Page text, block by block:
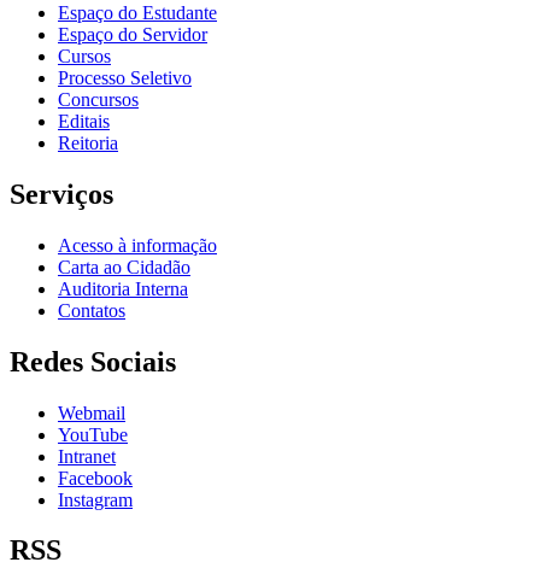
Espaço do Estudante
Espaço do Servidor
Cursos
Processo Seletivo
Concursos
Editais
Reitoria
Serviços
Acesso à informação
Carta ao Cidadão
Auditoria Interna
Contatos
Redes Sociais
Webmail
YouTube
Intranet
Facebook
Instagram
RSS